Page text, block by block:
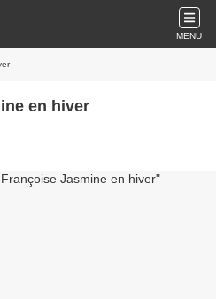
MENU
en hiver